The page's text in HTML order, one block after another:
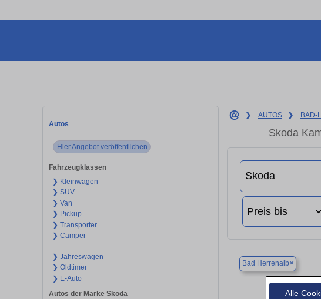
Alle
Autos
Hier Angebot veröffentlichen
Fahrzeugklassen
❯ Kleinwagen
❯ SUV
❯ Van
❯ Pickup
❯ Transporter
❯ Camper
❯ Jahreswagen
❯ Oldtimer
❯ E-Auto
Autos der Marke Skoda
❯ AUTOS ❯ BAD-
Skoda
Bad Herrenalb×